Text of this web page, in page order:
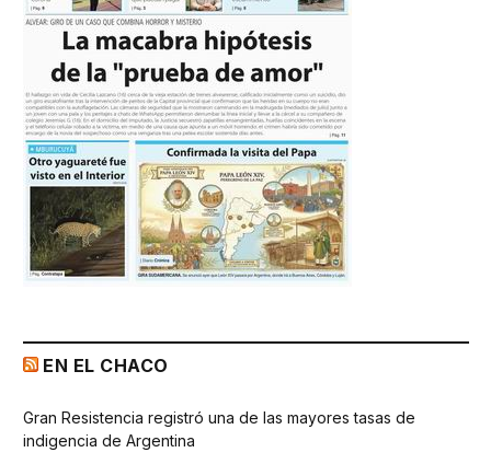
EN EL CHACO
Gran Resistencia registró una de las mayores tasas de
indigencia de Argentina